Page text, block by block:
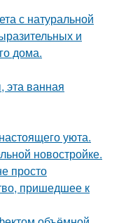
с натуральной
и
дома.
эта ванная
уюта.
новостройке.
просто
пришедшее к